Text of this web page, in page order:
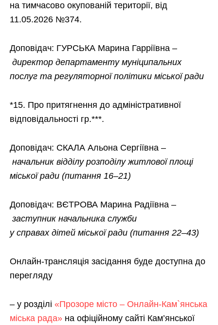
на тимчасово окупованій території, від
11.05.2026 №374.
Доповідач: ГУРСЬКА Марина Гарріївна –
директор департаменту муніципальних
послуг та регуляторної політики міської ради
*15. Про притягнення до адміністративної
відповідальності гр.***.
Доповідач: СКАЛА Альона Сергіївна –
начальник відділу розподілу житлової площі
міської ради (питання 16–21)
Доповідач: ВЄТРОВА Марина Радіївна –
заступник начальника служби
у справах дітей міської ради (питання 22–43)
Онлайн-трансляція засідання буде доступна до
перегляду
– у розділі «Прозоре місто – Онлайн-Кам`янська
міська рада» на офіційному сайті Кам’янської